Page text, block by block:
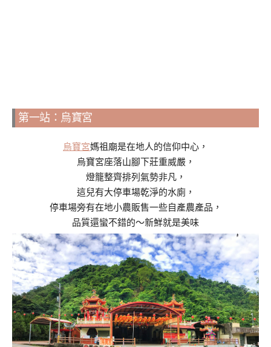
第一站：烏寶宮
烏寶宮媽祖廟是在地人的信仰中心，
烏寶宮座落山腳下莊重威嚴，
燈籠整齊排列氣勢非凡，
這兒有大停車場乾淨的水廁，
停車場旁有在地小農販售一些自產農產品，
品質還蠻不錯的～新鮮就是美味